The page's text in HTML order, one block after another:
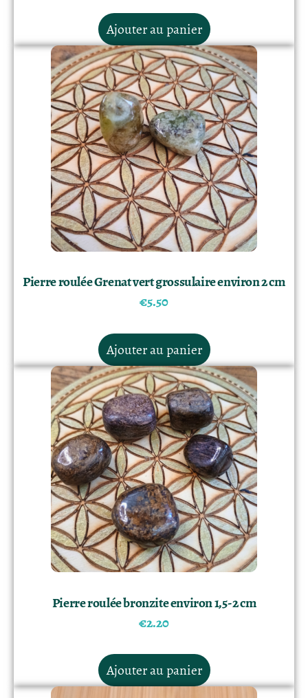
Ajouter au panier
Pierre roulée Grenat vert grossulaire environ 2 cm
€5.50
Ajouter au panier
Pierre roulée bronzite environ 1,5- 2 cm
€2.20
Ajouter au panier